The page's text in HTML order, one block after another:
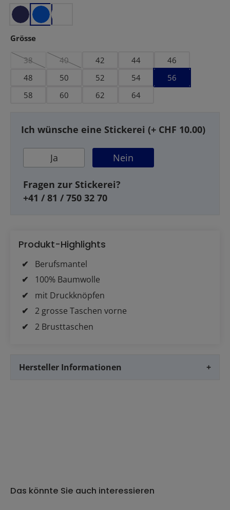
Grösse
38
(Diese Option ist zurzeit nicht verfügbar.)
40
(Diese Option ist zurzeit nicht verfügbar.)
42 44
46
48
50 52 54
56
58
60 62 64
Ich wünsche eine Stickerei (+ CHF 10.00)
Ja Nein
Fragen zur Stickerei?
+41 / 81 / 750 32 70
Produkt-Highlights
Berufsmantel
100% Baumwolle
mit Druckknöpfen
2 grosse Taschen vorne
2 Brusttaschen
Hersteller Informationen +
Das könnte Sie auch interessieren